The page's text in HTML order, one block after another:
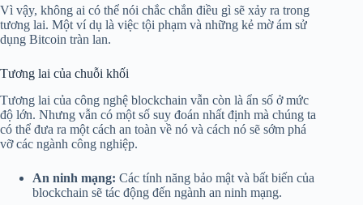
Vì vậy, không ai có thể nói chắc chắn điều gì sẽ xảy ra trong
tương lai. Một ví dụ là việc tội phạm và những kẻ mờ ám sử
dụng Bitcoin tràn lan.
Tương lai của chuỗi khối
Tương lai của công nghệ blockchain vẫn còn là ẩn số ở mức
độ lớn. Nhưng vẫn có một số suy đoán nhất định mà chúng ta
có thể đưa ra một cách an toàn về nó và cách nó sẽ sớm phá
vỡ các ngành công nghiệp.
An ninh mạng: Các tính năng bảo mật và bất biến của
blockchain sẽ tác động đến ngành an ninh mạng.